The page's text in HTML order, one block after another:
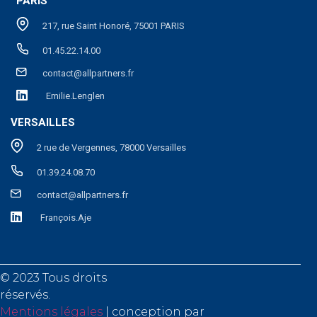
217, rue Saint Honoré, 75001 PARIS
01.45.22.14.00
contact@allpartners.fr
Emilie.Lenglen
VERSAILLES
2 rue de Vergennes, 78000 Versailles
01.39.24.08.70
contact@allpartners.fr
François.Aje
© 2023 Tous droits
Mentions légales | conception par